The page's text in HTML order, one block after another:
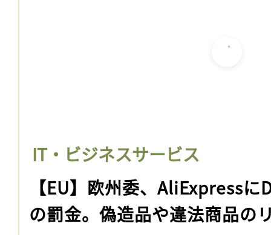
IT・ビジネスサービス
【EU】欧州委、AliExpress
の罰金。偽造品や違法商品の